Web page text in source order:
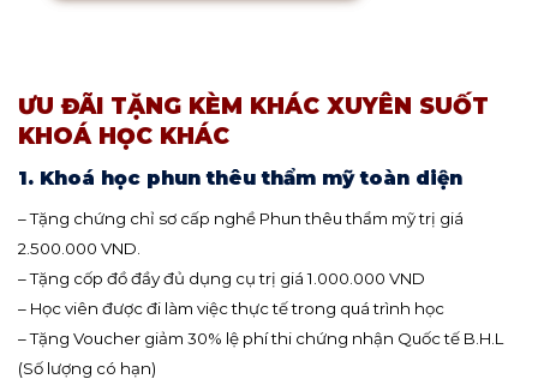
ƯU ĐÃI TẶNG KÈM KHÁC XUYÊN SUỐT
KHOÁ HỌC KHÁC
1. Khoá học phun thêu thẩm mỹ toàn diện
– Tặng chứng chỉ sơ cấp nghề Phun thêu thẩm mỹ trị giá
2.500.000 VND.
– Tặng cốp đồ đầy đủ dụng cụ trị giá 1.000.000 VND
– Học viên được đi làm việc thực tế trong quá trình học
– Tặng Voucher giảm 30% lệ phí thi chứng nhận Quốc tế B.H.L
(Số lượng có hạn)